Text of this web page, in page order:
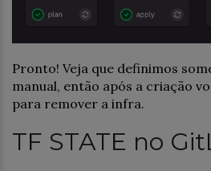
Pronto! Veja que definimos
manual, então após a criação
para remover a infra.
TF STATE no